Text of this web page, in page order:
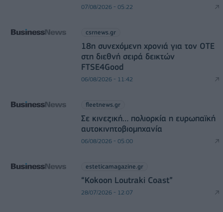
07/08/2026 - 05:22
csrnews.gr
18η συνεχόμενη χρονιά για τον ΟΤΕ
στη διεθνή σειρά δεικτών
FTSE4Good
06/08/2026 - 11:42
fleetnews.gr
Σε κινεζική… πολιορκία η ευρωπαϊκή
αυτοκινητοβιομηχανία
06/08/2026 - 05:00
esteticamagazine.gr
“Kokoon Loutraki Coast”
28/07/2026 - 12:07